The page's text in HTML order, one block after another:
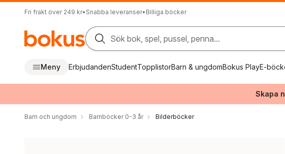
Fri frakt över 249 kr• Snabba leveranser• Billiga böcker
Sök bok, spel, pussel, penna...
Meny ErbjudandenStudentTopplistorBarn & ungdomBokus PlayE-
Skapa
Barn och ungdom Barnböcker 0-3 år Bilderböcker